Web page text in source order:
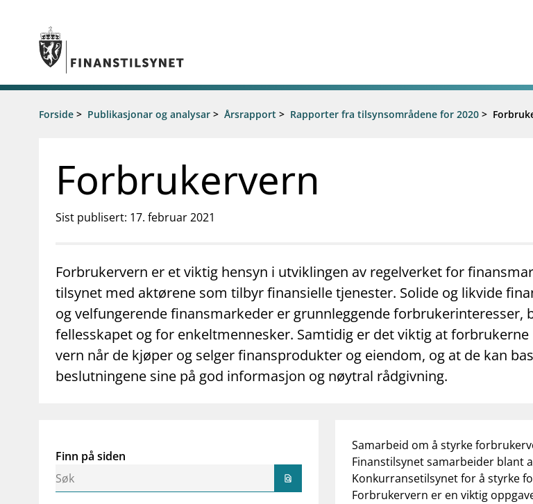
Tilsyn
Rapportere
Regelverk
Vedtak om foretaksspesifikt kapitalkrav
Aktuelt
Høringer
Brev
Kalender
supervisor_accountForbrukerinformasjon businessOm Finanstilsynet mail_outline Kontakt oss work_outlineJobb hos oss
Forside > Publikasjonar og analysar > Årsrapport > Rapporter fra tilsynsområdene for 2020 >
Forbrukervern
Sist publisert: 17. februar 2021
Forbrukervern er et viktig hensyn i utviklingen av regelverket for
tilsynet med aktørene som tilbyr finansielle tjenester. Solide og likvide
og velfungerende finansmarkeder er grunnleggende forbrukerinteresser,
fellesskapet og for enkeltmennesker. Samtidig er det viktig at
vern når de kjøper og selger finansprodukter og eiendom, og at de kan
beslutningene sine på god informasjon og nøytral rådgivning.
Finn på siden
find_in_page
Samarbeid om å styrke
Finanstilsynet samarbeider blant
Konkurransetilsynet for å styrke
Forbrukervern er en viktig